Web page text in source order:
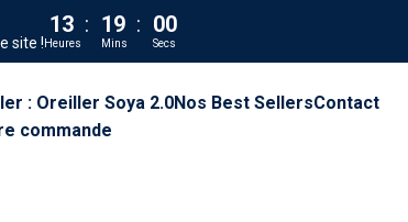
site !
13 : 18 : 59
Heures Mins Secs
: Oreiller Soya 2.0Nos Best SellersContact
commande